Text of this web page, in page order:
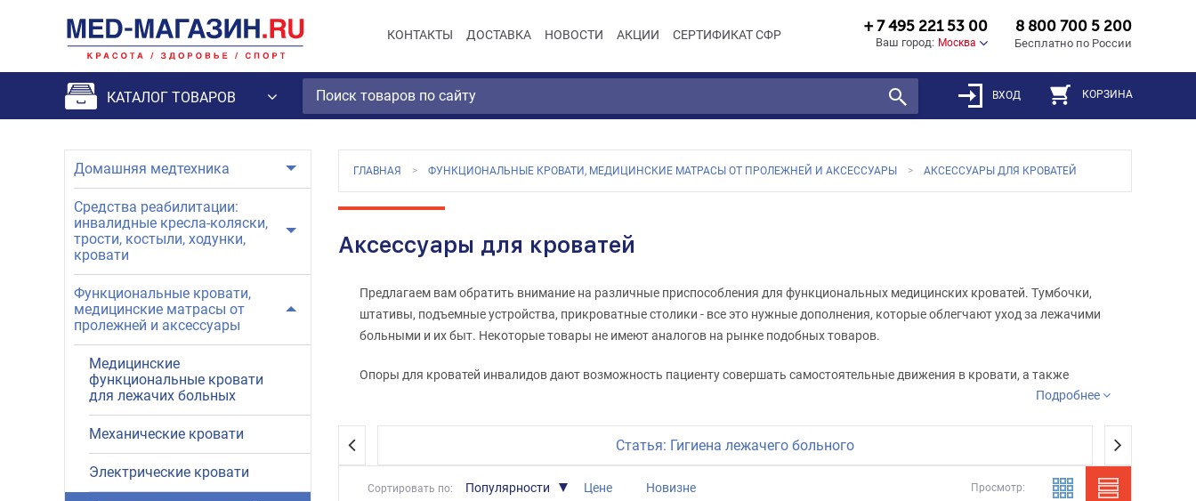
КОНТАКТЫ ДОСТАВКА НОВОСТИ АКЦИИ СЕРТИФИКАТ СФР
+ 7 495 221 53 00
Ваш город: Москва
8 800 700 5 200
Бесплатно по России
КАТАЛОГ ТОВАРОВ ВХОД КОРЗИНА
Домашняя медтехника
Средства реабилитации:
инвалидные кресла-коляски,
трости, костыли, ходунки,
кровати
Функциональные кровати,
медицинские матрасы от
пролежней и аксессуары
Медицинские
функциональные кровати
для лежачих больных
Механические кровати
Электрические кровати
ГЛАВНАЯ ФУНКЦИОНАЛЬНЫЕ КРОВАТИ, МЕДИЦИНСКИЕ МАТРАСЫ ОТ ПРОЛЕЖНЕЙ И АКСЕССУАРЫ АКСЕССУАРЫ ДЛЯ КРОВАТЕЙ
Аксессуары для кроватей
Предлагаем вам обратить внимание на различные приспособления для функциональных медицинских кроватей. Тумбочки,
штативы, подъемные устройства, прикроватные столики - все это нужные дополнения, которые облегчают уход за лежачими
больными и их быт. Некоторые товары не имеют аналогов на рынке подобных товаров.
Опоры для кроватей инвалидов дают возможность пациенту совершать самостоятельные движения в кровати, а также
Подробнее
Статья: Гигиена лежачего больного
Сортировать по: Популярности Цене Новизне Просмотр: